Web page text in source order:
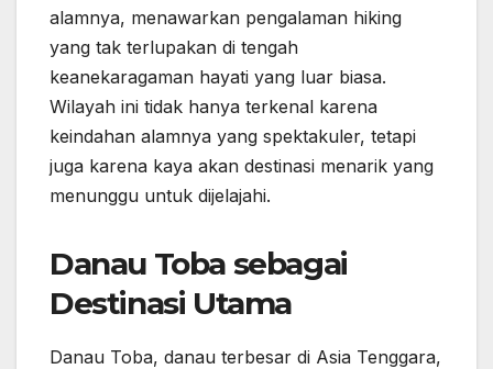
alamnya, menawarkan pengalaman hiking
yang tak terlupakan di tengah
keanekaragaman hayati yang luar biasa.
Wilayah ini tidak hanya terkenal karena
keindahan alamnya yang spektakuler, tetapi
juga karena kaya akan destinasi menarik yang
menunggu untuk dijelajahi.
Danau Toba sebagai
Destinasi Utama
Danau Toba, danau terbesar di Asia Tenggara,